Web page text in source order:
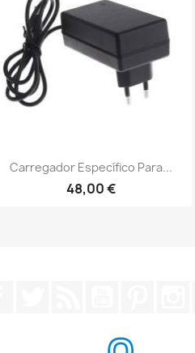
Vista rápida
Carregador Específico Para...
48,00 €